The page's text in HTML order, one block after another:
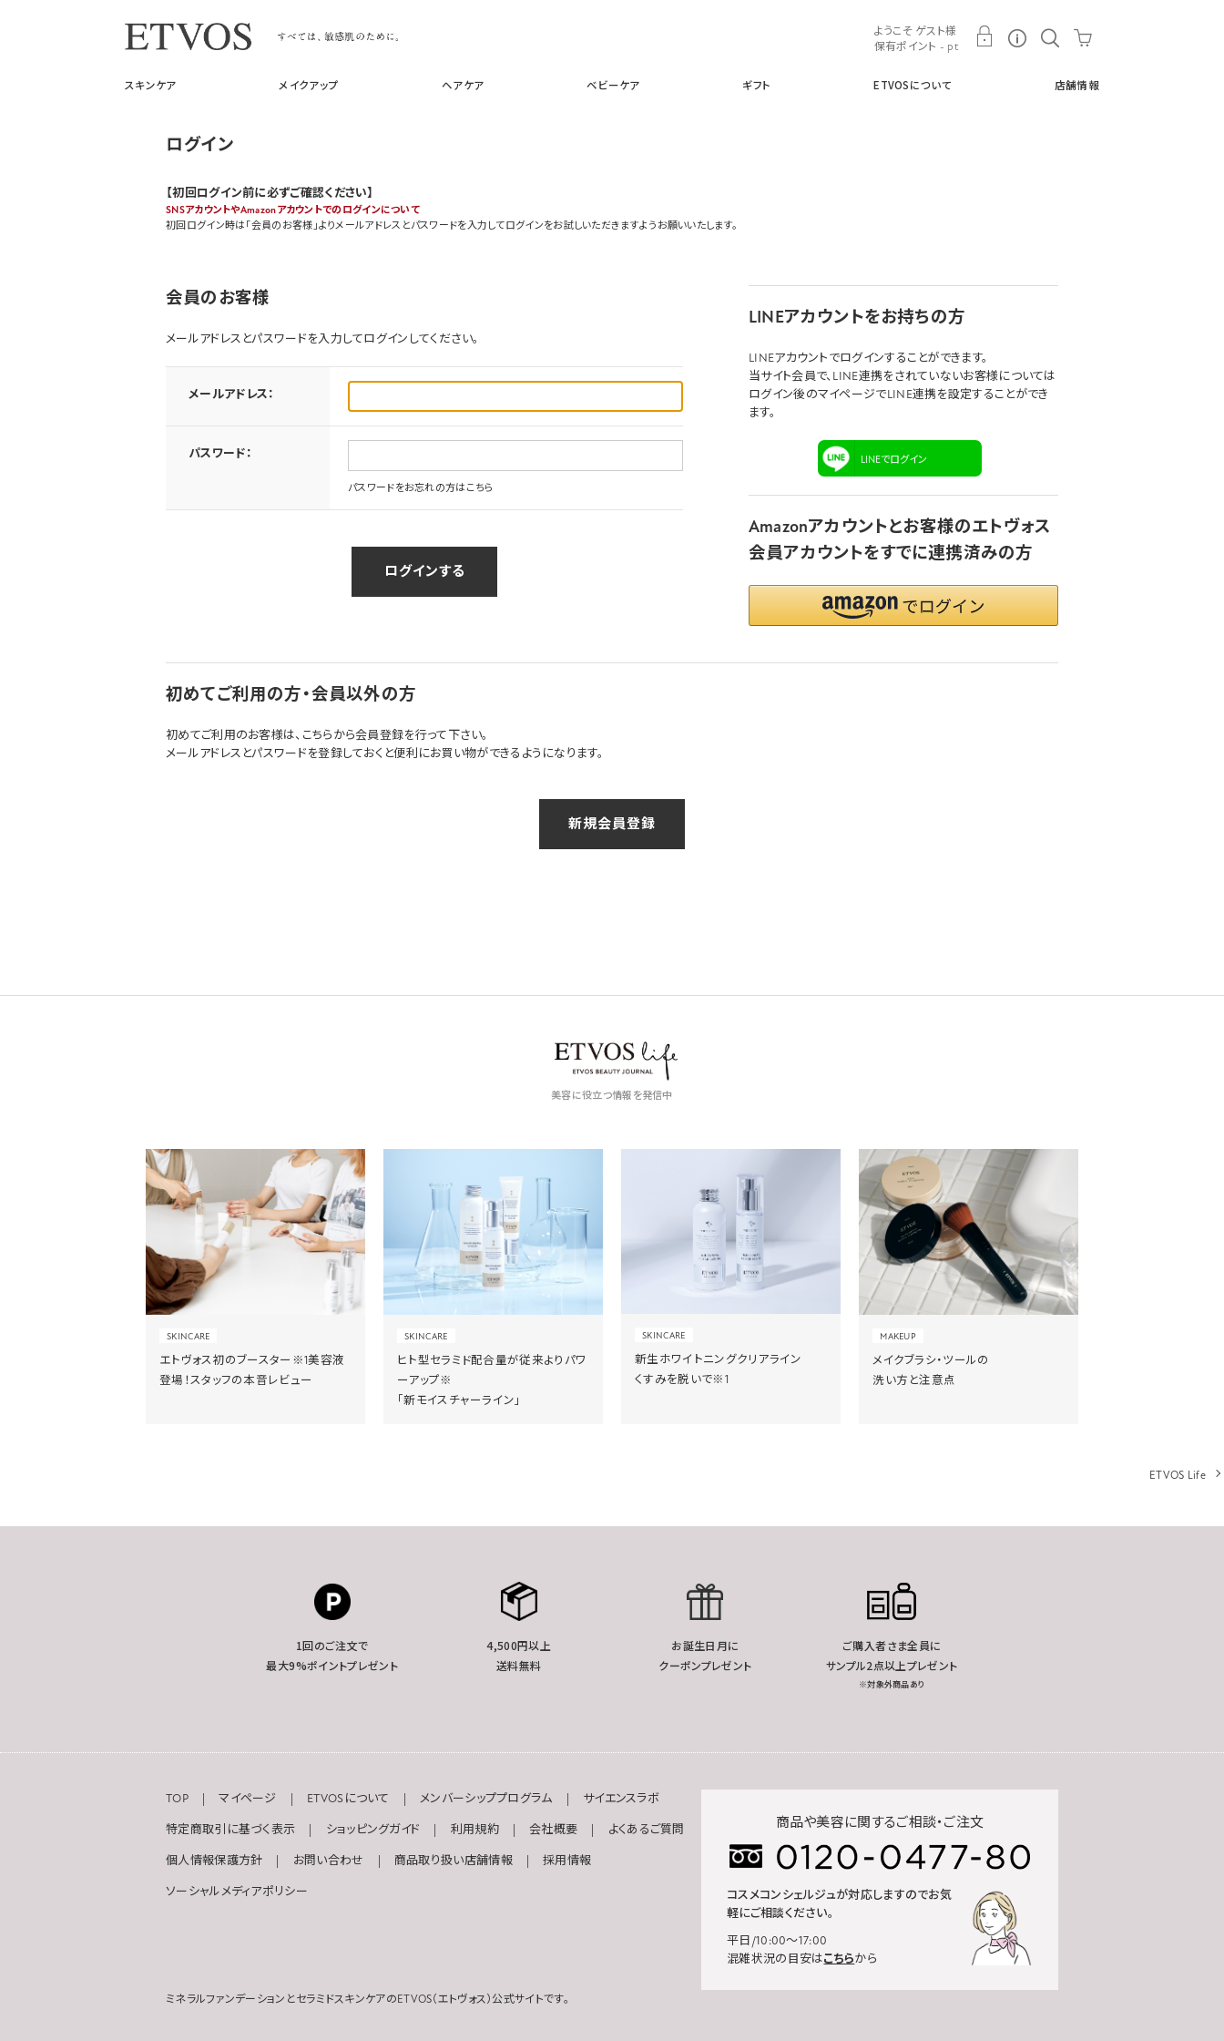
スキンケア メイクアップ ヘアケア ベビーケア ギフト ETVOSについて 店舗情報
ようこそ ゲスト様
保有ポイント - pt
ログイン
【初回ログイン前に必ずご確認ください】
SNSアカウントやAmazonアカウントでのログインについて
初回ログイン時は「会員のお客様」よりメールアドレスとパスワードを入力してログインをお試しいただきますようお願いいたします。
会員のお客様
メールアドレスとパスワードを入力してログインしてください。
メールアドレス：
パスワード：
パスワードをお忘れの方はこちら
LINEアカウントをお持ちの方
LINEアカウントでログインすることができます。
当サイト会員で、LINE連携をされていないお客様については
ログイン後のマイページでLINE連携を設定することができ
ます。
LINEでログイン
Amazonアカウントとお客様のエトヴォス
会員アカウントをすでに連携済みの方
初めてご利用の方・会員以外の方
初めてご利用のお客様は、こちらから会員登録を行って下さい。
メールアドレスとパスワードを登録しておくと便利にお買い物ができるようになります。
美容に役立つ情報を発信中
SKINCARE
エトヴォス初のブースター※1美容液
登場！スタッフの本音レビュー
SKINCARE
ヒト型セラミド配合量が従来よりパワ
ーアップ※
「新モイスチャーライン」
SKINCARE
新生ホワイトニングクリアライン
くすみを脱いで※1
MAKEUP
メイクブラシ・ツールの
洗い方と注意点
ETVOS Life
1回のご注文で
最大9%ポイントプレゼント
4,500円以上
送料無料
お誕生日月に
クーポンプレゼント
ご購入者さま全員に
サンプル2点以上プレゼント
※対象外商品あり
TOP マイページ ETVOSについて メンバーシッププログラム サイエンスラボ
特定商取引に基づく表示 ショッピングガイド 利用規約 会社概要 よくあるご質問
個人情報保護方針 お問い合わせ 商品取り扱い店舗情報 採用情報
ソーシャルメディアポリシー
ミネラルファンデーションとセラミドスキンケアのETVOS（エトヴォス）公式サイトです。
商品や美容に関するご相談・ご注文
コスメコンシェルジュが対応しますのでお気
軽にご相談ください。
平日/10:00～17:00
混雑状況の目安はこちらから